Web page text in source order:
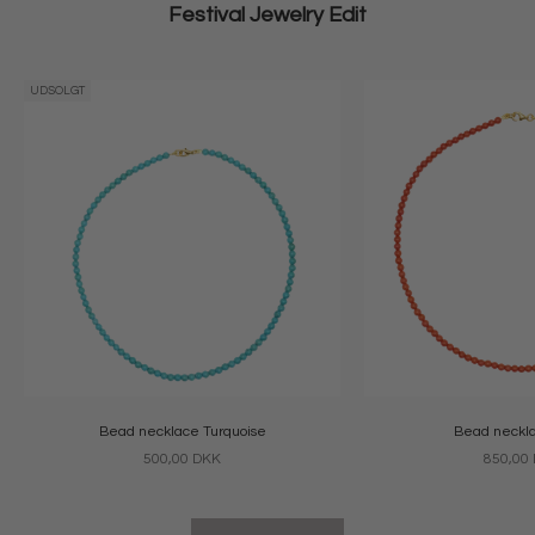
Festival Jewelry Edit
UDSOLGT
Bead necklace Turquoise
Salgspris
500,00 DKK
Bead
850,00